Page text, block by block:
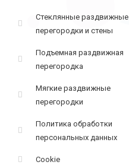
Стеклянные раздвижные
перегородки и стены
Подъемная раздвижная
перегородка
Мягкие раздвижные
перегородки
Политика обработки
персональных данных
Cookie